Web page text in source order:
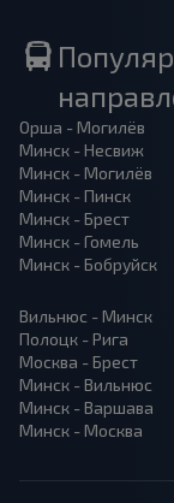
Орша - Могилёв
Минск - Несвиж
Минск - Могилёв
Минск - Пинск
Минск - Брест
Минск - Гомель
Минск - Бобруйск
Вильнюс - Минск
Полоцк - Рига
Москва - Брест
Минск - Вильнюс
Минск - Варшава
Минск - Москва